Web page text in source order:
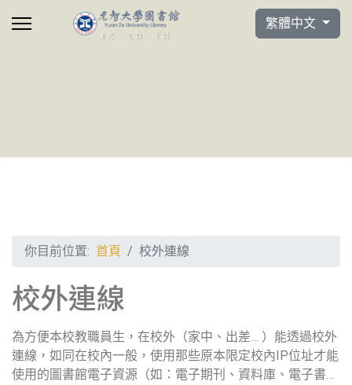
選擇你的語言
繁體中文
你目前位置: 首頁 校外連線
校外連線
為方便本校教職員生，在校外（家中、出差… ）能透過校外
連線，如同在校內一般，使用那些原本限定校內IP位址才能
使用的圖書館電子資源（如：電子期刊、資料庫、電子書…